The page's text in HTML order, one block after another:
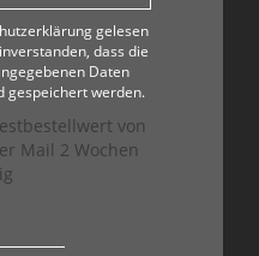
gelesen
dass die
Daten
gespeichert werden.
von
Mail 2 Wochen